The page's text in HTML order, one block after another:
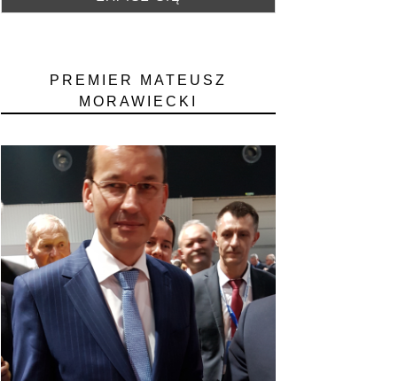
PREMIER MATEUSZ
MORAWIECKI